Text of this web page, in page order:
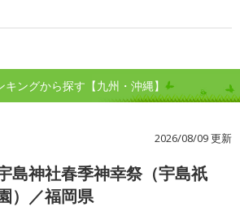
ングから探す【九州・沖縄】
2026/08/09 更新
島神社春季神幸祭（宇島祇
）／福岡県